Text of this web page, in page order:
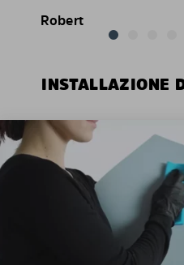
Robert
INSTALLAZIONE